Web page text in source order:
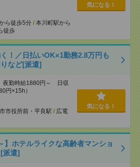
ら徒歩5分 / 本川町駅から
徒歩
気になる！
！／日払いOK×1勤務2.8万円も
など[派遣]
勤時給1880円～ 日収
円×15h）
市役所前・平良駅 / 広電
気になる！
】ホテルライクな高齢者マンショ
派遣]